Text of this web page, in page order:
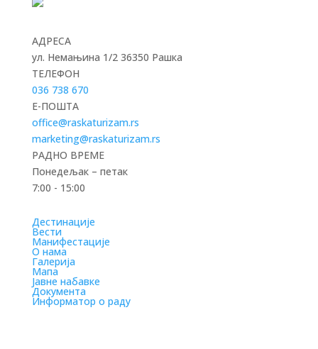
АДРЕСА
ул. Немањина 1/2 36350 Рашка
ТЕЛЕФОН
036 738 670
E-ПОШТА
office@raskaturizam.rs
marketing@raskaturizam.rs
РАДНО ВРЕМЕ
Понедељак – петак
7:00 - 15:00
Дестинације
Вести
Манифестације
О нама
Галерија
Мапа
Јавне набавке
Документа
Информатор о раду